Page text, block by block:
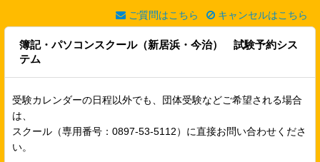
ご質問はこちら キャンセルはこちら
簿記・パソコンスクール（新居浜・今治） 試験予約シス
テム
受験カレンダーの日程以外でも、団体受験などご希望される場合
は、
スクール（専用番号：0897-53-5112）に直接お問い合わせくださ
い。